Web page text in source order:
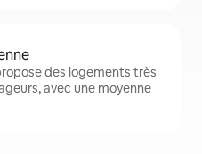
des logements très
avec une moyenne